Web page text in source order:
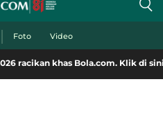
Foto Video
Bola.com. Klik di sini!